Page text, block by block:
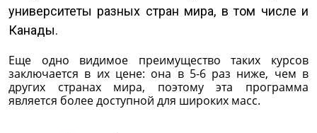
университеты разных стран мира, в том числе и
Канады.
Еще одно видимое преимущество таких курсов
заключается в их цене: она в 5-6 раз ниже, чем в
других странах мира, поэтому эта программа
является более доступной для широких масс.